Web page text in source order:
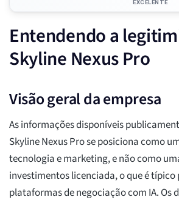
EXCELENTE
Entendendo a
Skyline Nexus Pro
Visão geral da empresa
As informações disponíveis
Skyline Nexus Pro se posiciona como
tecnologia e marketing, e não como
investimentos licenciada, o que é
plataformas de negociação com IA. Os